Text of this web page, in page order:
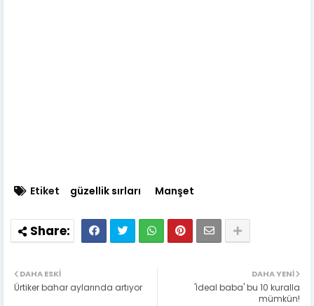
Etiket güzellik sırları Manşet
DAHA YENI
'İdeal baba' bu 10 kuralla
mümkün!
DAHA ESKI
Ürtiker bahar aylarında artıyor